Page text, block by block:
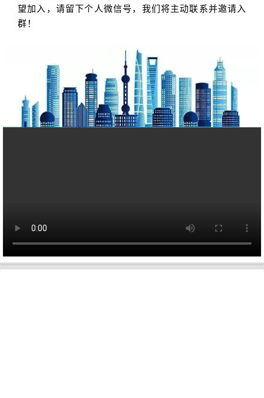
望加入，请留下个人微信号，我们将主动联系并邀请入
群！